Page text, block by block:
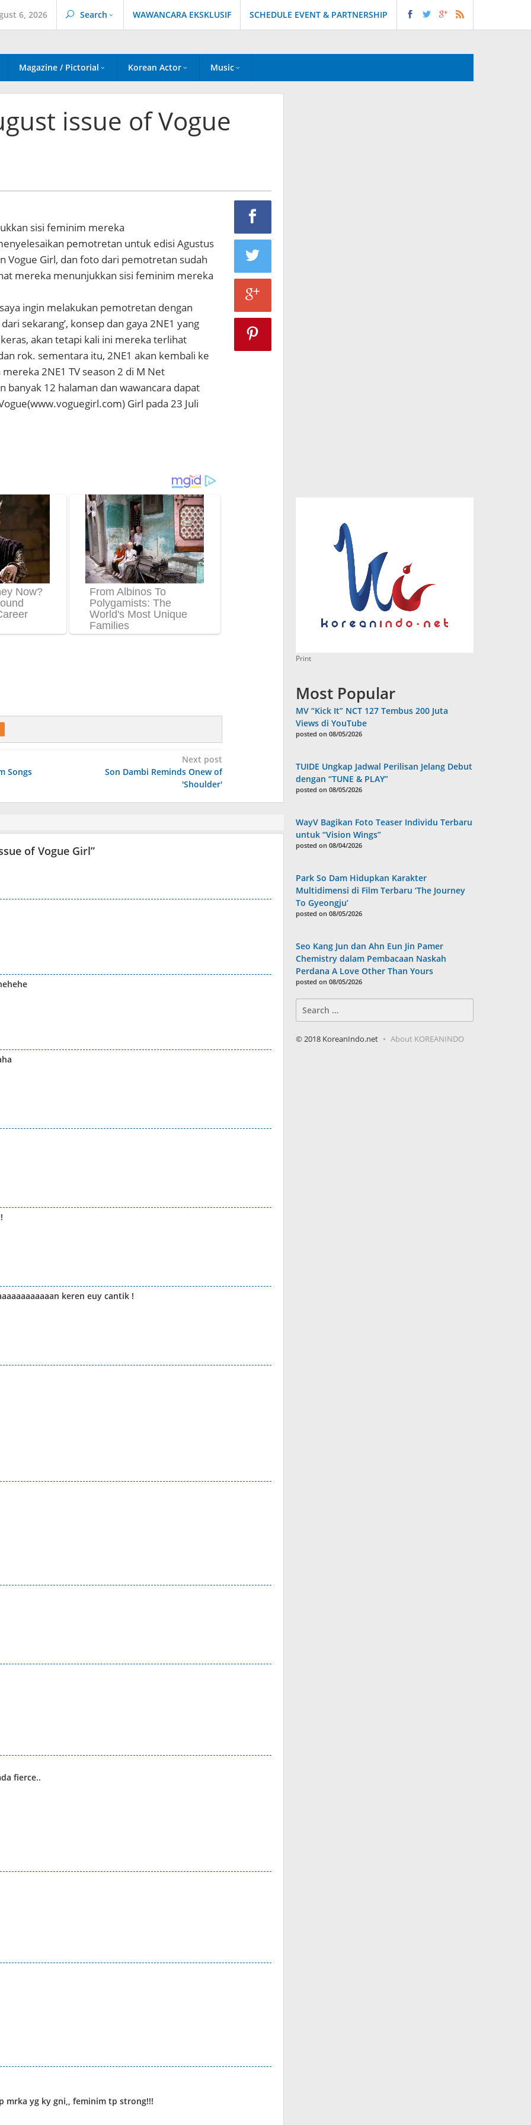
6, 2026 Search WAWANCARA EKSKLUSIF SCHEDULE EVENT & PARTNERSHIP
Magazine / Pictorial Korean Actor Music
issue of Vogue
sisi feminim mereka
pemotretan untuk edisi Agustus
Vogue Girl, dan foto dari pemotretan sudah
mereka menunjukkan sisi feminim mereka
ingin melakukan pemotretan dengan
sekarang’, konsep dan gaya 2NE1 yang
akan tetapi kali ini mereka terlihat
rok. sementara itu, 2NE1 akan kembali ke
2NE1 TV season 2 di M Net
banyak 12 halaman dan wawancara dapat
Girl pada 23 Juli
Songs
Next post
Son Dambi Reminds Onew of
'Shoulder'
of Vogue Girl”
keren euy cantik !
fierce..
mrka yg ky gni,, feminim tp strong!!!
Print
Most Popular
MV “Kick It” NCT 127 Tembus 200 Juta
Views di YouTube
posted on 08/05/2026
TUIDE Ungkap Jadwal Perilisan Jelang Debut
dengan “TUNE & PLAY”
posted on 08/05/2026
WayV Bagikan Foto Teaser Individu Terbaru
untuk “Vision Wings”
posted on 08/04/2026
Park So Dam Hidupkan Karakter
Multidimensi di Film Terbaru ‘The Journey
To Gyeongju’
posted on 08/05/2026
Seo Kang Jun dan Ahn Eun Jin Pamer
Chemistry dalam Pembacaan Naskah
Perdana A Love Other Than Yours
posted on 08/05/2026
for:
© 2018 KoreanIndo.net About KOREANINDO